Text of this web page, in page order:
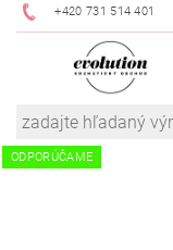
+420 731 514 401
ODPORÚČAME